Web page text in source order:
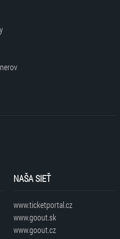
NAŠA SIEŤ
www.ticketportal.cz
www.goout.sk
www.goout.cz